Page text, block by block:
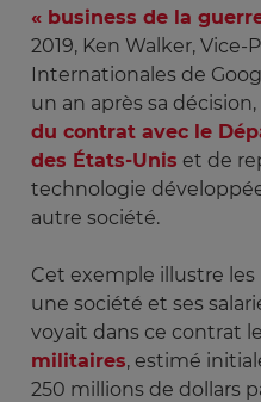
« business de la
2019, Ken Walker,
Internationales de
un an après sa décision,
du contrat avec le
des États-Unis et de
technologie
autre société.
Cet exemple illustre
une société et ses
voyait dans ce contrat le
militaires, estimé
250 millions de dollars